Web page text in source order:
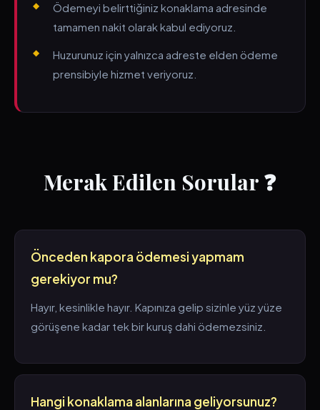
Ödemeyi belirttiğiniz konaklama adresinde
tamamen nakit olarak kabul ediyoruz.
Huzurunuz için yalnızca adreste elden ödeme
prensibiyle hizmet veriyoruz.
Merak Edilen Sorular ❓
Önceden kapora ödemesi yapmam
gerekiyor mu?
Hayır, kesinlikle hayır. Kapınıza gelip sizinle yüz yüze
görüşene kadar tek bir kuruş dahi ödemezsiniz.
Hangi konaklama alanlarına geliyorsunuz?